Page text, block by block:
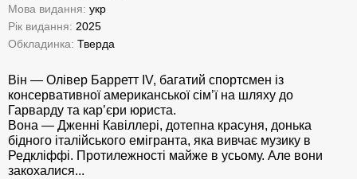
Мова видання: укр
Рік видання: 2025
Обкладинка: Тверда
Він — Олівер Барретт IV, багатий спортсмен із
консервативної американської сім’ї на шляху до
Гарварду та кар’єри юриста.
Вона — Дженні Кавіллері, дотепна красуня, донька
бідного італійського емігранта, яка вивчає музику в
Редкліффі. Протилежності майже в усьому. Але вони
закохалися...